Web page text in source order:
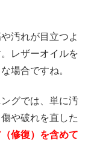
汚れが目立つよ
レザーオイルを
場合ですね。
グでは、単に汚
や破れを直した
（修復）を含めて